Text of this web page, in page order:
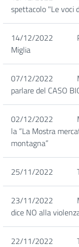
spettacolo "Le voci
14/12/2022
Miglia
07/12/2022
parlare del CASO
02/12/2022
la “La Mostra
montagna”
25/11/2022
23/11/2022
dice NO alla
22/11/2022